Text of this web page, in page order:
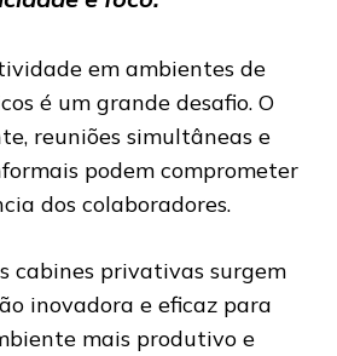
em ambientes de
é um grande desafio. O
reuniões simultâneas e
podem comprometer
dos colaboradores.
cabines privativas surgem
inovadora e eficaz para
mais produtivo e